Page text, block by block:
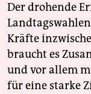
Der drohende
Kräfte
braucht es
und vor allem
für eine starke